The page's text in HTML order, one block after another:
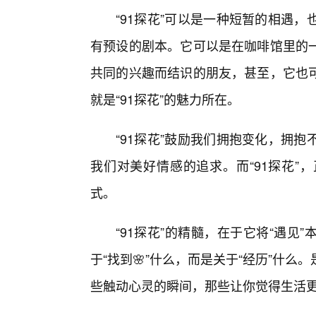
“91探花”可以是一种短暂的相遇
有预设的剧本。它可以是在咖啡馆里
共同的兴趣而结识的朋友，甚至，它
就是“91探花”的魅力所在。
“91探花”鼓励我们拥抱变化，拥
我们对美好情感的追求。而“91探花”
式。
“91探花”的精髓，在于它将“遇见
于“找到🌸”什么，而是关于“经历”什么
些触动心灵的瞬间，那些让你觉得生活